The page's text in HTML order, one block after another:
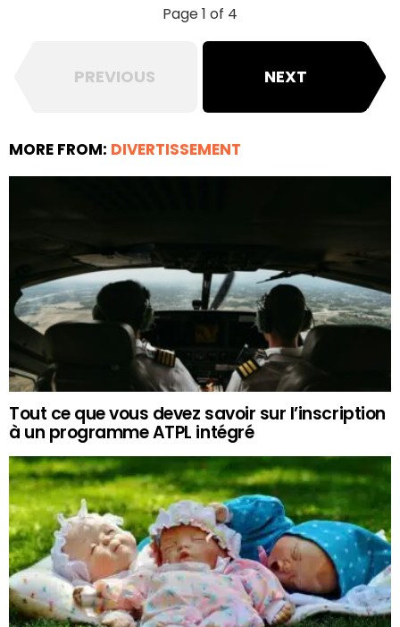
Page 1 of 4
PREVIOUS NEXT
MORE FROM: DIVERTISSEMENT
Tout ce que vous devez savoir sur l’inscription
à un programme ATPL intégré